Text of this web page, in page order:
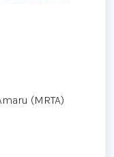
(MRTA)